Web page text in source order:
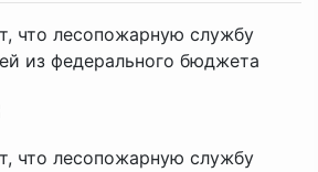
что лесопожарную службу
из федерального бюджета
что лесопожарную службу